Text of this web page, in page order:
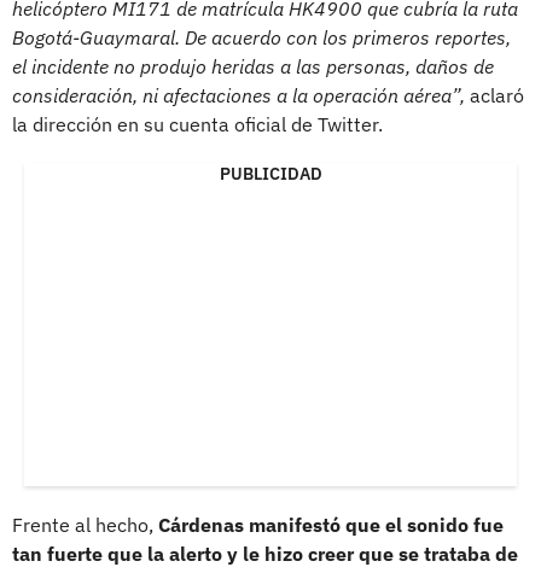
helicóptero MI171 de matrícula HK4900 que cubría la ruta
Bogotá-Guaymaral. De acuerdo con los primeros reportes,
el incidente no produjo heridas a las personas, daños de
consideración, ni afectaciones a la operación aérea”, aclaró
la dirección en su cuenta oficial de Twitter.
PUBLICIDAD
Frente al hecho, Cárdenas manifestó que el sonido fue
tan fuerte que la alerto y le hizo creer que se trataba de